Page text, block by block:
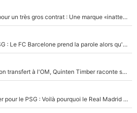
Kylian Mbappé lâche Nike pour un très gros contrat : Une marque «inattendue» va frapper très fort
Ferran Torres a dit oui au PSG : Le FC Barcelone prend la parole alors qu'un transfert de l'attaquant espagnol prend forme
En plein cauchemar après son transfert à l'OM, Quinten Timber raconte ses doutes après sa signature à Marseille
Yan Diomandé était trop cher pour le PSG : Voilà pourquoi le Real Madrid a accepté de payer la somme record de 140M€ pour boucler son transfert !